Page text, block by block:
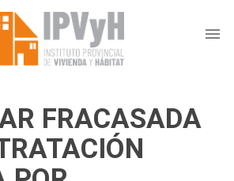
menu
FRACASADA